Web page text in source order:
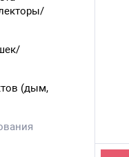
(дым,